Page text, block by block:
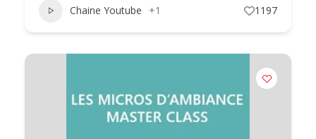
Chaine Youtube +1 1197